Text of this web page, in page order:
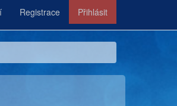
Registrace Přihlásit